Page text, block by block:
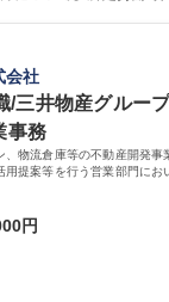
め、商品に関わる全て
、外食産業を中心とし
生産・輸入・販売を一
な連携によるワンスト
学歴：大学院 大学 語学力：
会社
/三井物産グルー
事務
、物流倉庫等の不動産開発
提案等を行う営業部門にお
円